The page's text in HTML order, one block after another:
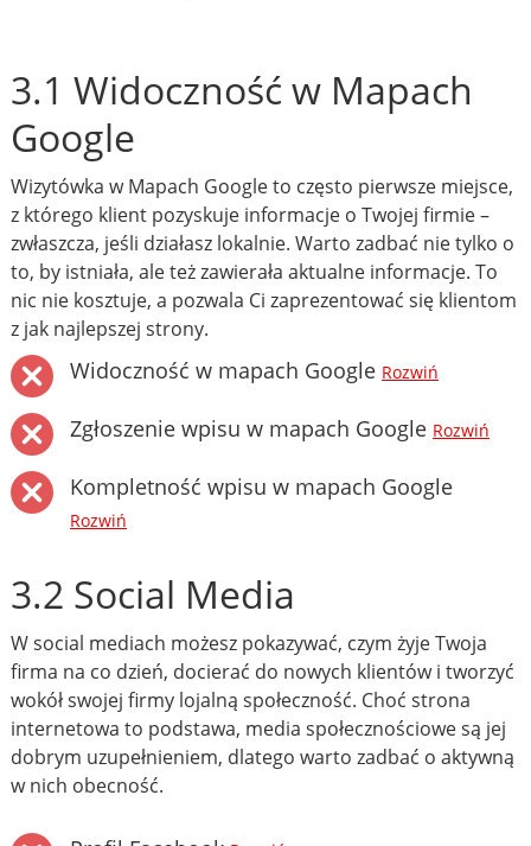
3.1 Widoczność w Mapach
Google
Wizytówka w Mapach Google to często pierwsze miejsce,
z którego klient pozyskuje informacje o Twojej firmie –
zwłaszcza, jeśli działasz lokalnie. Warto zadbać nie tylko o
to, by istniała, ale też zawierała aktualne informacje. To
nic nie kosztuje, a pozwala Ci zaprezentować się klientom
z jak najlepszej strony.
Widoczność w mapach Google Rozwiń
Zgłoszenie wpisu w mapach Google Rozwiń
Kompletność wpisu w mapach Google
Rozwiń
3.2 Social Media
W social mediach możesz pokazywać, czym żyje Twoja
firma na co dzień, docierać do nowych klientów i tworzyć
wokół swojej firmy lojalną społeczność. Choć strona
internetowa to podstawa, media społecznościowe są jej
dobrym uzupełnieniem, dlatego warto zadbać o aktywną
w nich obecność.